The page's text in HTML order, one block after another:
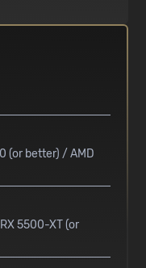
(or better) / AMD
5500-XT (or